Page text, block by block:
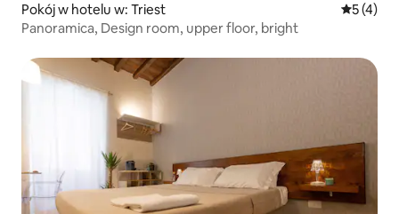
Pokój w hotelu w: Triest Średnia
5 (4)
Panoramica, Design room, upper floor, bright